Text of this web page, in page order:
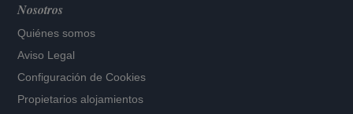
Nosotros
Quiénes somos
Aviso Legal
Configuración de Cookies
Propietarios alojamientos